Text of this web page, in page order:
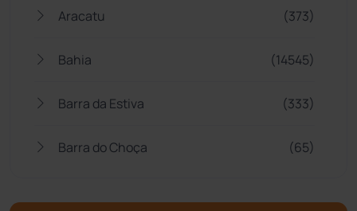
Aracatu (373)
Bahia (14545)
Barra da Estiva (333)
Barra do Choça (65)